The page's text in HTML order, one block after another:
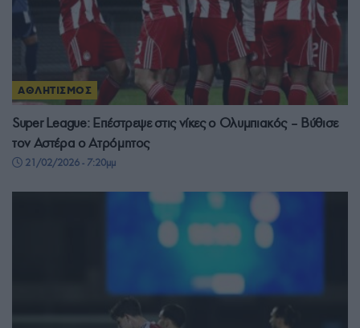
ΑΘΛΗΤΙΣΜΟΣ
Super League: Επέστρεψε στις νίκες ο Ολυμπιακός – Βύθισε
τον Αστέρα ο Ατρόμητος
21/02/2026 - 7:20μμ